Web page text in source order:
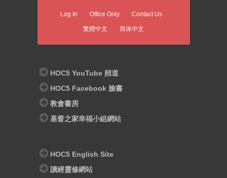
Log In Office Only Contact Us
繁體中文 简体中文
HOC5 YouTube 頻道
HOC5 Facebook 臉書
教會書房
基督之家幸福小組網站
HOC5 English Site
讀經靈修網站